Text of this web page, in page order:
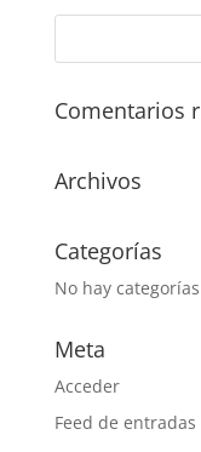
Comentarios
Archivos
Categorías
No hay categorías
Meta
Acceder
Feed de entradas